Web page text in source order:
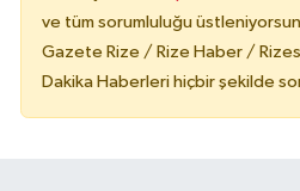
ve tüm sorumluluğu
Gazete Rize / Rize Haber /
Dakika Haberleri hiçbir şekilde